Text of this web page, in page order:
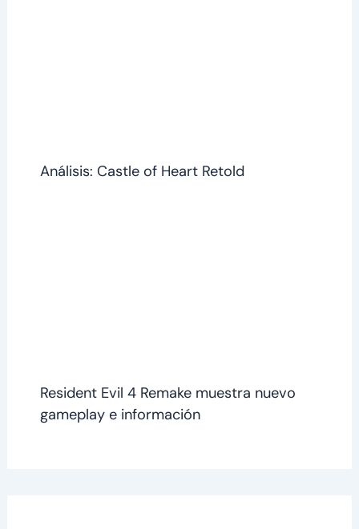
Análisis: Castle of Heart Retold
Resident Evil 4 Remake muestra nuevo
gameplay e información